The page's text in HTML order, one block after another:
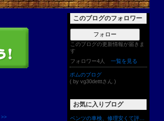
>>
このブログのフォロワー
フォロー
このブログの更新情報が届きま
す
フォロワー4人
一覧を見る
ポムのブログ
( by vg30detttさん )
お気に入りブログ